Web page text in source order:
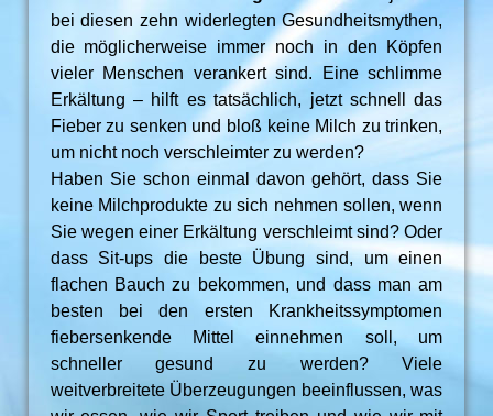
bei diesen zehn widerlegten Gesundheitsmythen,
die möglicherweise immer noch in den Köpfen
vieler Menschen verankert sind. Eine schlimme
Erkältung – hilft es tatsächlich, jetzt schnell das
Fieber zu senken und bloß keine Milch zu trinken,
um nicht noch verschleimter zu werden?
Haben Sie schon einmal davon gehört, dass Sie
keine Milchprodukte zu sich nehmen sollen, wenn
Sie wegen einer Erkältung verschleimt sind? Oder
dass Sit-ups die beste Übung sind, um einen
flachen Bauch zu bekommen, und dass man am
besten bei den ersten Krankheitssymptomen
fiebersenkende Mittel einnehmen soll, um
schneller gesund zu werden? Viele
weitverbreitete Überzeugungen beeinflussen, was